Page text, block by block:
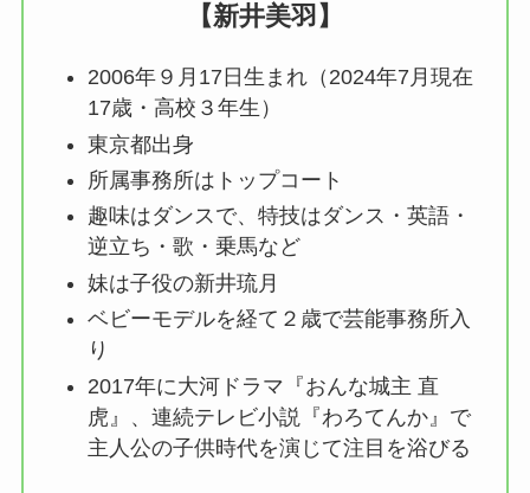
【新井美羽】
2006年９月17日生まれ（2024年7月現在
17歳・高校３年生）
東京都出身
所属事務所はトップコート
趣味はダンスで、特技はダンス・英語・
逆立ち・歌・乗馬など
妹は子役の新井琉月
ベビーモデルを経て２歳で芸能事務所入
り
2017年に大河ドラマ『おんな城主 直
虎』、連続テレビ小説『わろてんか』で
主人公の子供時代を演じて注目を浴びる